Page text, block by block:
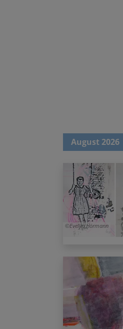
August 2026
Evelyn Hörmann